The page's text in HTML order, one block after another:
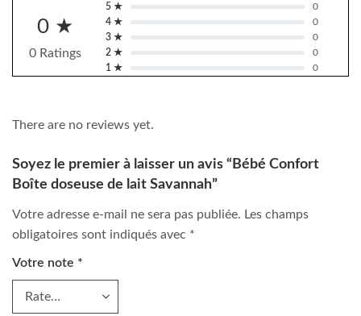
0 ★
0 Ratings
5 ★
0
4 ★
0
3 ★
0
2 ★
0
1 ★
0
There are no reviews yet.
Soyez le premier à laisser un avis “Bébé Confort
Boîte doseuse de lait Savannah”
Votre adresse e-mail ne sera pas publiée. Les champs
obligatoires sont indiqués avec *
Votre note *